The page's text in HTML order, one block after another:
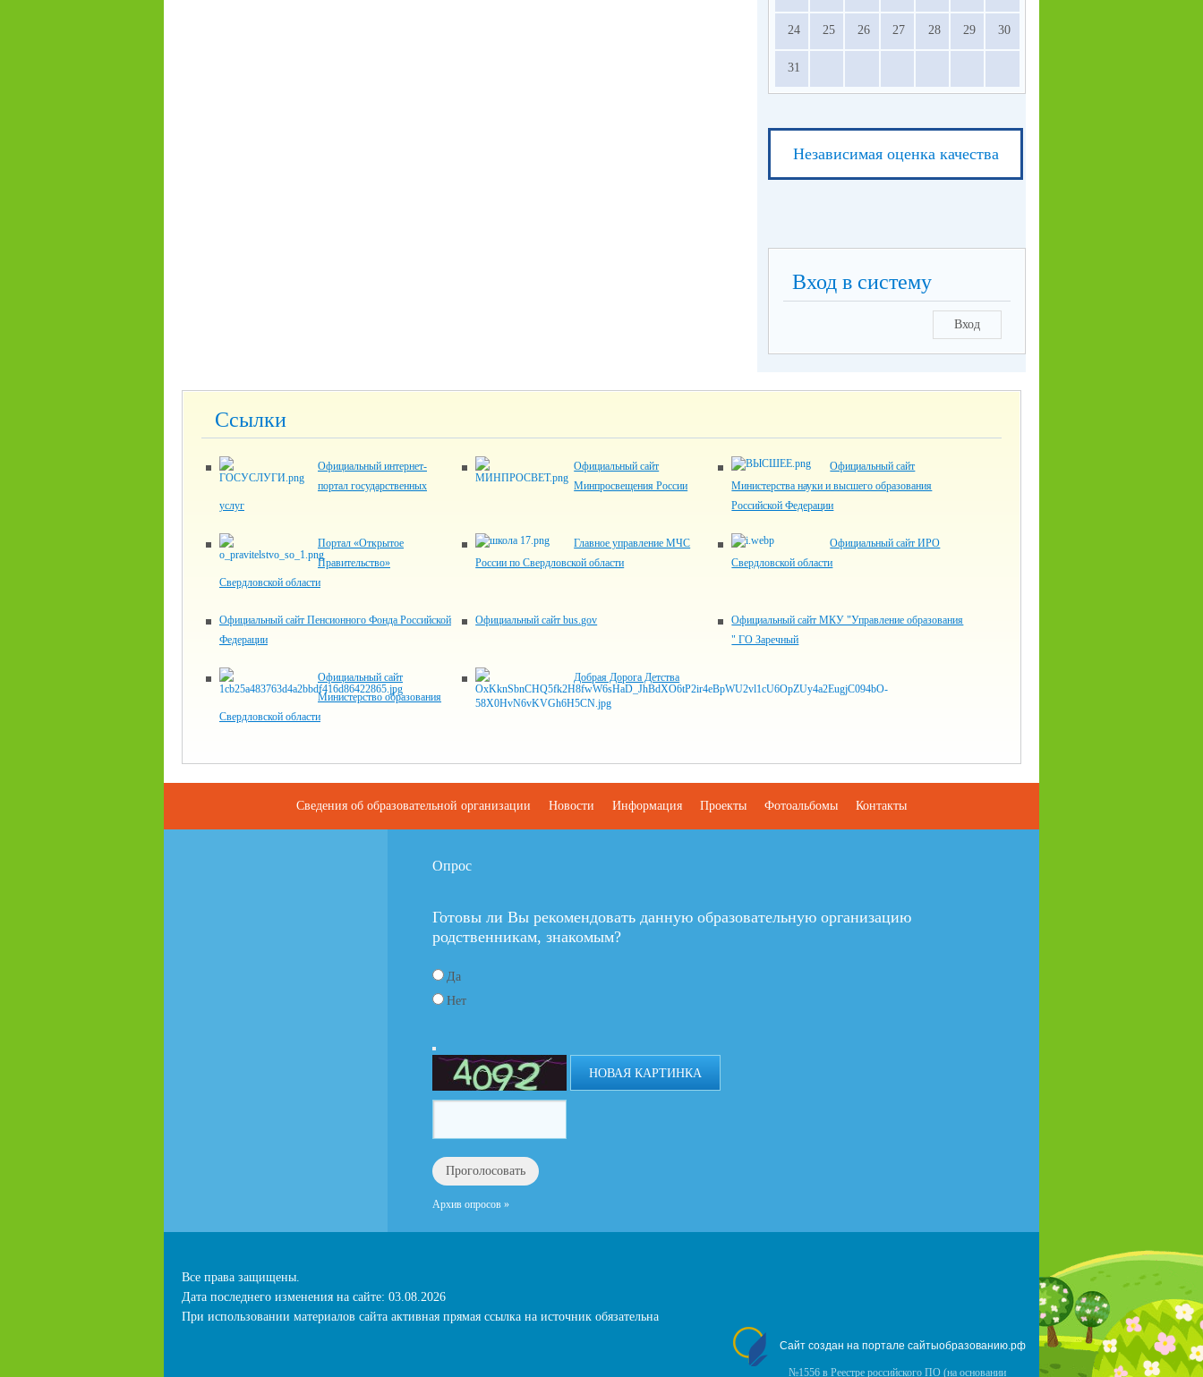
24 25 26 27 28 29 30
31
Независимая оценка качества
Вход в систему
Вход
Ссылки
Официальный интернет-
портал государственных
услуг
Официальный сайт
Минпросвещения России
Официальный сайт
Министерства науки и высшего образования
Российской Федерации
Портал «Открытое
Правительство»
Свердловской области
Главное управление МЧС
России по Свердловской области
Официальный сайт ИРО
Свердловской области
Официальный сайт Пенсионного Фонда Российской
Федерации
Официальный сайт bus.gov
Официальный сайт МКУ "Управление образования
" ГО Заречный
Официальный сайт
Министерство образования
Свердловской области
Добрая Дорога Детства
Сведения об образовательной организации Новости Информация Проекты Фотоальбомы Контакты
Опрос
Готовы ли Вы рекомендовать данную образовательную организацию
родственникам, знакомым?
Да
Нет
НОВАЯ КАРТИНКА
Архив опросов »
Все права защищены.
Дата последнего изменения на сайте: 03.08.2026
При использовании материалов сайта активная прямая ссылка на источник обязательна
Сайт создан на портале сайтыобразованию.рф
№1556 в Реестре российского ПО (на основании